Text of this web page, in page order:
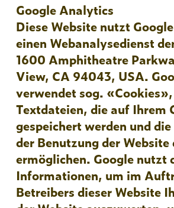
Google Analytics
Diese Website nutzt
einen Webanalysedienst
1600 Amphitheatre
View, CA 94043, USA.
verwendet sog.
Textdateien, die auf Ihrem
gespeichert werden und
der Benutzung der Website
ermöglichen. Google nutzt
Informationen, um im
Betreibers dieser Website